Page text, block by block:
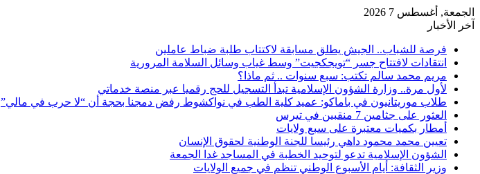
الجمعة, أغسطس 7 2026
آخر الأخبار
فرصة للشباب.. الجيش يطلق مسابقة لاكتتاب طلبة ضباط عاملين
انتقادات لافتتاح جسر “تويجكجيت” وسط غياب وسائل السلامة المرورية
مريم محمد سالم تكتب: سبع سنوات .. ثم ماذا؟
لأول مرة.. وزارة الشؤون الإسلامية تبدأ التسجيل للحج رقميا عبر منصة خدماتي
طلاب موريتانيون في باماكو: عميد كلية الطب في نواكشوط رفض دمجنا بحجة أن “لا حرب في مالي”
العثور على جثامين 7 منقبين في تيرس
أمطار بكميات معتبرة على سبع ولايات
تعيين محمد محمود داهي رئيسا للجنة الوطنية لحقوق الإنسان
الشؤون الإسلامية تدعو لتوحيد الخطبة في المساجد غدا الجمعة
وزير الثقافة: أيام الأسبوع الوطني تنظم في جميع الولايات